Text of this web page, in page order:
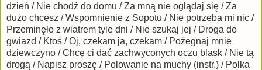
dzień / Nie chodź do domu / Za mną nie oglądaj się / Za
dużo chcesz / Wspomnienie z Sopotu / Nie potrzeba mi nic /
Przeminęło z wiatrem tyle dni / Nie szukaj jej / Droga do
gwiazd / Ktoś / Oj, czekam ja, czekam / Pożegnaj mnie
dziewczyno / Chcę ci dać zachwyconych oczu blask / Nie tą
drogą / Napisz proszę / Polowanie na muchy (instr.) / Polka